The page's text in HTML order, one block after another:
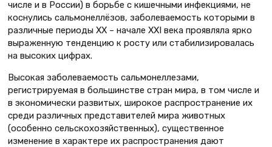
числе и в России) в борьбе с кишечными инфекциями, не
коснулись сальмонеллёзов, заболеваемость которыми в
различные периоды XX – начале XXI века проявляла ярко
выраженную тенденцию к росту или стабилизировалась
на высоких цифрах.
Высокая заболеваемость сальмонеллезами,
регистрируемая в большинстве стран мира, в том числе и
в экономически развитых, широкое распространение их
среди различных представителей мира животных
(особенно сельскохозяйственных), существенное
изменение в характере их распространения дают